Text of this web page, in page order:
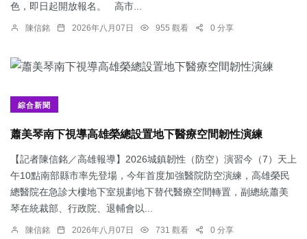
色，即日起開放報名。 高市...
陳信銘 2026年八月07日 955 觀看 0 分享
綜合新聞
蕭美琴南下視導高雄榮總設置地下醫療空間韌性演練
【記者陳信銘／高雄報導】2026城鎮韌性（防空）演習今（7）天上
午10點南部縣市率先登場，今年首度加強醫院防空演練，高雄榮民
總醫院在急診大樓地下室規劃地下替代醫療空間轉置，副總統蕭美
琴在統裁部、行政院、退輔會以...
陳信銘 2026年八月07日 731 觀看 0 分享